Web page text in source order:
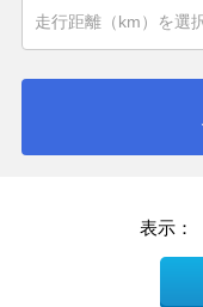
表示：